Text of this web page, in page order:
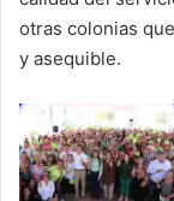
otras colonias
y asequible.